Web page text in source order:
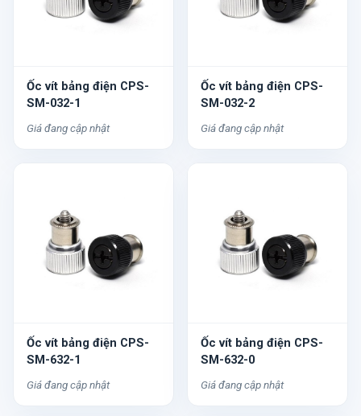
Ốc vít bảng điện CPS-
SM-032-1
Giá đang cập nhật
Ốc vít bảng điện CPS-
SM-032-2
Giá đang cập nhật
Ốc vít bảng điện CPS-
SM-632-1
Giá đang cập nhật
Ốc vít bảng điện CPS-
SM-632-0
Giá đang cập nhật